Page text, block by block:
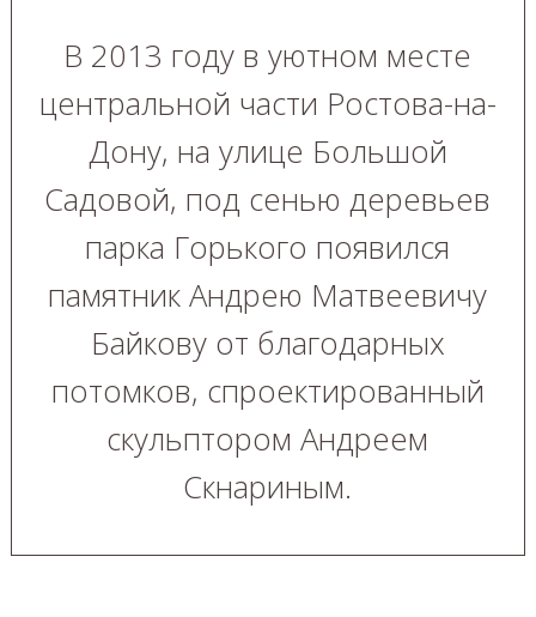
В 2013 году в уютном месте
центральной части Ростова-на-
Дону, на улице Большой
Садовой, под сенью деревьев
парка Горького появился
памятник Андрею Матвеевичу
Байкову от благодарных
потомков, спроектированный
скульптором Андреем
Скнариным.